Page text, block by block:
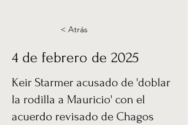
< Atrás
4 de febrero de 2025
Keir Starmer acusado de 'doblar
la rodilla a Mauricio' con el
acuerdo revisado de Chagos